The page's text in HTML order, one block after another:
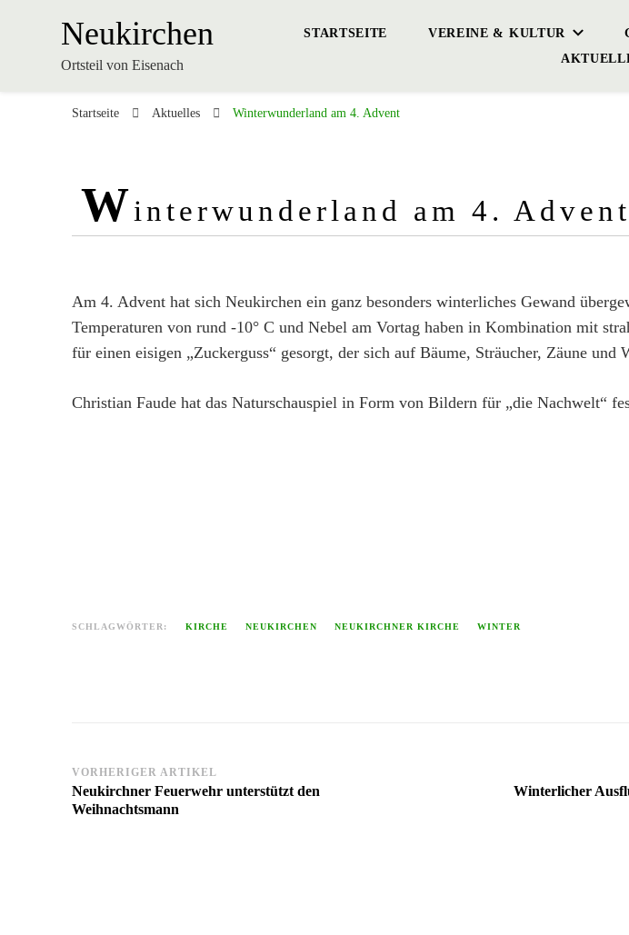
Neukirchen
Ortsteil von Eisenach
STARTSEITE VEREINE & KULTUR
Startseite Aktuelles Winterwunderland am 4. Advent
Winterwunderland am 4. Advent
Am 4. Advent hat sich Neukirchen ein ganz besonders winterliches Gewand
Temperaturen von rund -10° C und Nebel am Vortag haben in Kombination mit
für einen eisigen „Zuckerguss“ gesorgt, der sich auf Bäume, Sträucher, Zäune und
Christian Faude hat das Naturschauspiel in Form von Bildern für „die Nachwelt“
SCHLAGWÖRTER: KIRCHE NEUKIRCHEN NEUKIRCHNER KIRCHE WINTER
Beitragsnavigation
VORHERIGER ARTIKEL
Neukirchner Feuerwehr unterstützt den
Weihnachtsmann
Winterlicher